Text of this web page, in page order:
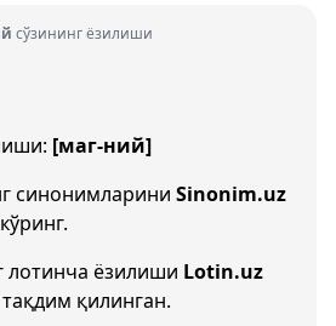
сўзининг ёзилиши
[маг-ний]
синонимларини Sinonim.uz
лотинча ёзилиши Lotin.uz
қилинган.